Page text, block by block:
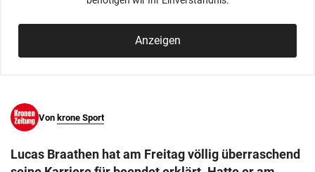
Anzeigen
Von krone Sport
Lucas Braathen hat am Freitag völlig überraschend